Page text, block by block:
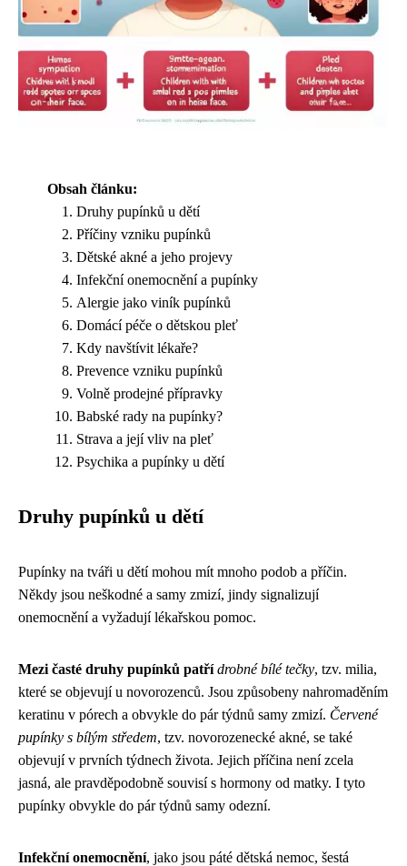
Obsah článku:
Druhy pupínků u dětí
Příčiny vzniku pupínků
Dětské akné a jeho projevy
Infekční onemocnění a pupínky
Alergie jako viník pupínků
Domácí péče o dětskou pleť
Kdy navštívit lékaře?
Prevence vzniku pupínků
Volně prodejné přípravky
Babské rady na pupínky?
Strava a její vliv na pleť
Psychika a pupínky u dětí
Druhy pupínků u dětí
Pupínky na tváři u dětí mohou mít mnoho podob a příčin.
Někdy jsou neškodné a samy zmizí, jindy signalizují
onemocnění a vyžadují lékařskou pomoc.
Mezi časté druhy pupínků patří drobné bílé tečky, tzv. milia,
které se objevují u novorozenců. Jsou způsobeny nahromaděním
keratinu v pórech a obvykle do pár týdnů samy zmizí. Červené
pupínky s bílým středem, tzv. novorozenecké akné, se také
objevují v prvních týdnech života. Jejich příčina není zcela
jasná, ale pravděpodobně souvisí s hormony od matky. I tyto
pupínky obvykle do pár týdnů samy odezní.
Infekční onemocnění, jako jsou páté dětská nemoc, šestá